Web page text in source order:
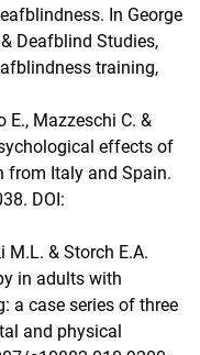
In George
Deafblind Studies,
training,
E., Mazzeschi C. &
effects of
from Italy and Spain.
DOI:
M.L. & Storch E.A.
in adults with
a case series of three
and physical